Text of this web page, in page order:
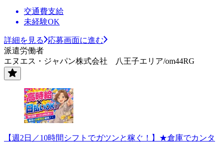
交通費支給
未経験OK
詳細を見る
応募画面に進む
派遣労働者
エヌエス・ジャパン株式会社 八王子エリア/om44RG
【週2日／10時間シフトでガツンと稼ぐ！】★倉庫でカンタ